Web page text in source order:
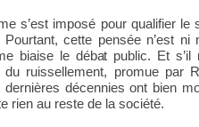
s’est imposé pour qualifier le
cette pensée n’est ni
biaise le débat public. Et s’il
ruissellement, promue par
décennies ont bien
rien au reste de la société.